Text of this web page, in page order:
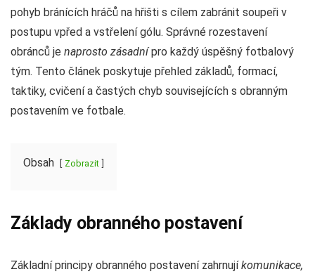
pohyb bránících hráčů na hřišti s cílem zabránit soupeři v
postupu vpřed a vstřelení gólu. Správné rozestavení
obránců je naprosto zásadnípro každý úspěšný fotbalový
tým. Tento článek poskytuje přehled základů, formací,
taktiky, cvičení a častých chyb souvisejících s obranným
postavením ve fotbale.
Obsah Zobrazit
Základy obranného postavení
Základní principy obranného postavení zahrnujíkomunikace,